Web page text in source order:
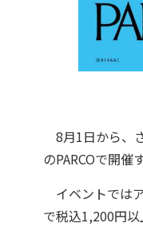
8月1日から、
のPARCOで開
イベントでは
で税込1,200円